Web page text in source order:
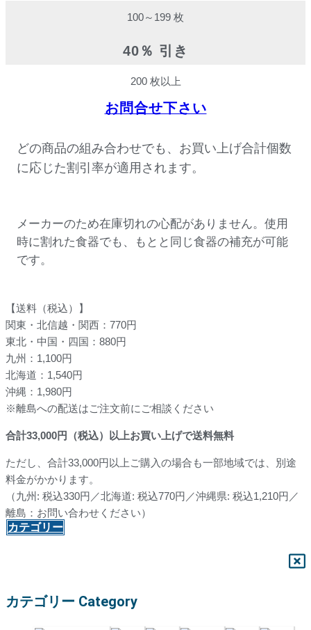
100～199 枚
40％ 引き
200 枚以上
お問合せ下さい
どの商品の組み合わせでも、お買い上げ合計個数
に応じた割引率が適用されます。
メーカーのため在庫切れの心配がありません。使用
時に割れた食器でも、もとと同じ食器の補充が可能
です。
【送料（税込）】
関東・北信越・関西：770円
東北・中国・四国：880円
九州：1,100円
北海道：1,540円
沖縄：1,980円
※離島への配送はご注文前にご相談ください
合計33,000円（税込）以上お買い上げで送料無料
ただし、合計33,000円以上ご購入の場合も一部地域では、別途
料金がかかります。
（九州: 税込330円／北海道: 税込770円／沖縄県: 税込1,210円／
離島：お問い合わせください）
カテゴリー
カテゴリー Category